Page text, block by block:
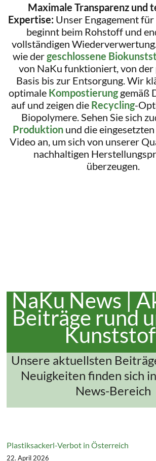
Maximale Transparenz und
Expertise:Unser Engagement
beginnt beim Rohstoff und
vollständigen
wie dergeschlossene
von NaKu funktioniert, von der
Basis bis zur Entsorgung. Wir
optimale Kompostierunggemäß
auf und zeigen die Recycling-
Biopolymere. Sehen Sie sich
Produktion und die
Video an, um sich von unserer
nachhaltigen
überzeugen.
NaKu News |
Beiträge rund
Unsere aktuellsten
Neuigkeiten finden sich
News-Bereich
Plastiksackerl-Verbot in Österreich
22. April 2026